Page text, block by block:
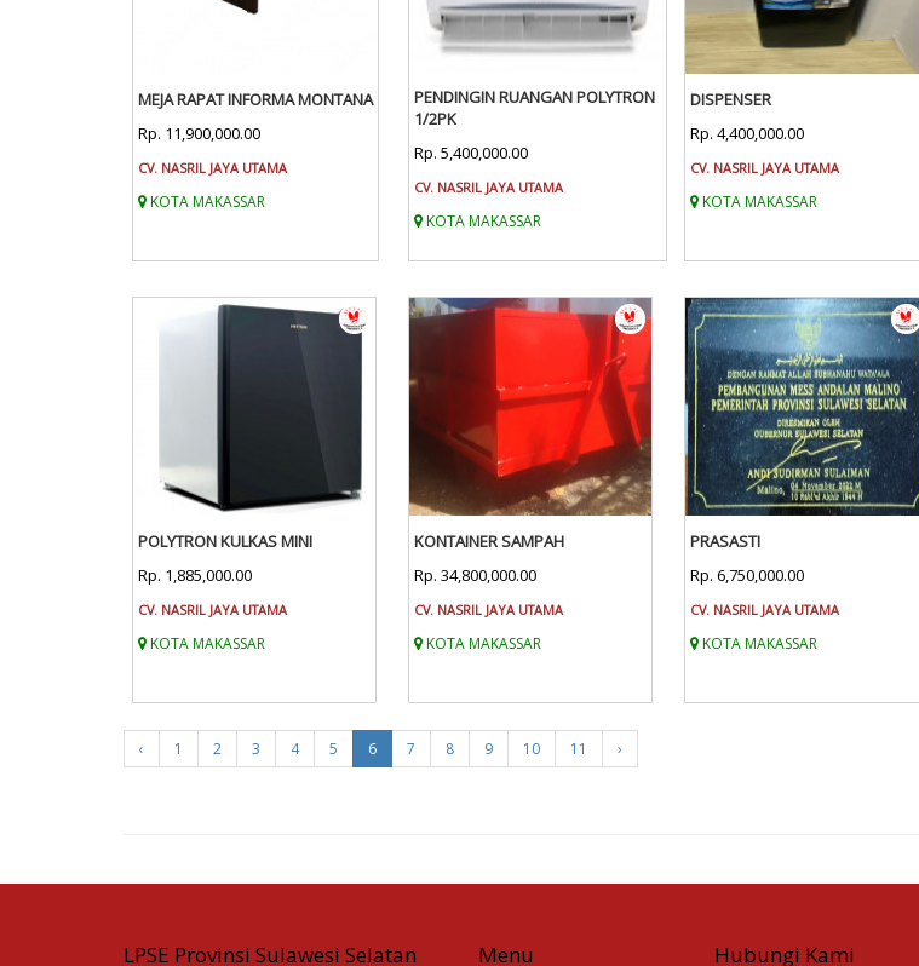
MEJA RAPAT INFORMA MONTANA
Rp. 11,900,000.00
CV. NASRIL JAYA UTAMA
KOTA MAKASSAR
PENDINGIN RUANGAN POLYTRON
1/2PK
Rp. 5,400,000.00
CV. NASRIL JAYA UTAMA
KOTA MAKASSAR
DISPENSER
Rp. 4,400,000.00
CV. NASRIL JAYA UTAMA
KOTA MAKASSAR
POLYTRON KULKAS MINI
Rp. 1,885,000.00
CV. NASRIL JAYA UTAMA
KOTA MAKASSAR
KONTAINER SAMPAH
Rp. 34,800,000.00
CV. NASRIL JAYA UTAMA
KOTA MAKASSAR
PRASASTI
Rp. 6,750,000.00
CV. NASRIL JAYA UTAMA
KOTA MAKASSAR
‹ 1 2 3 4 5 6 7 8 9 10 11 ›
LPSE Provinsi Sulawesi Selatan Menu Hubungi Kami